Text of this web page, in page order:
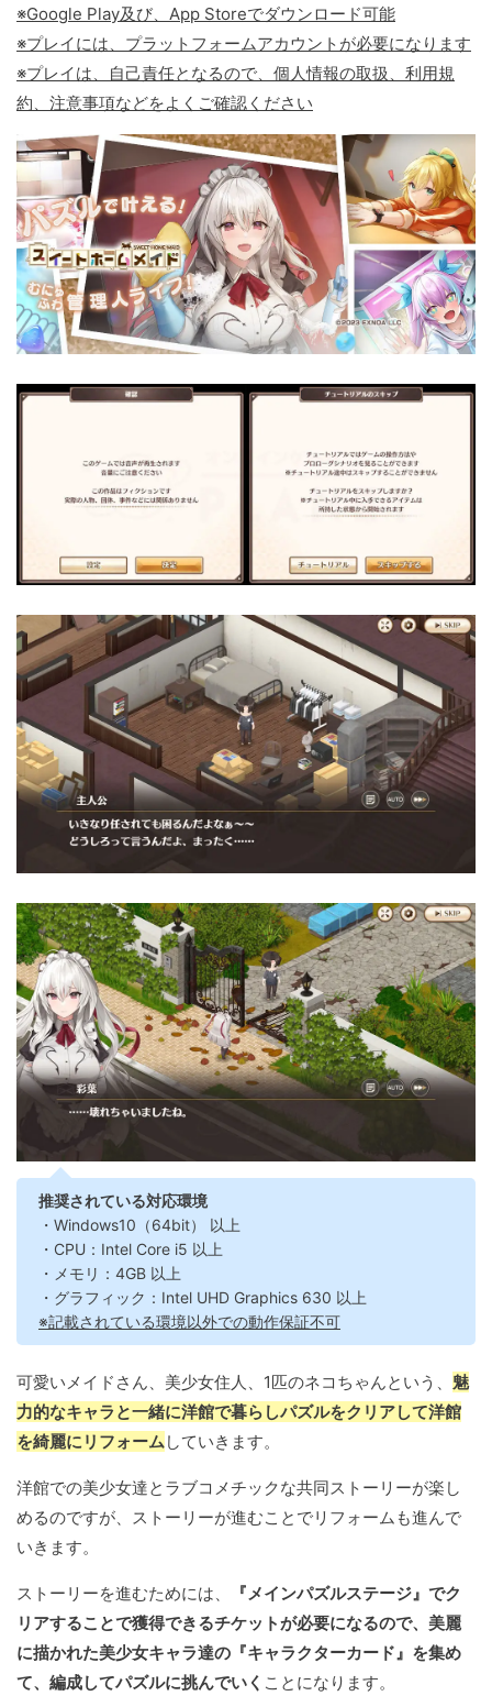
※Google Play及び、App Storeでダウンロード可能
※プレイには、プラットフォームアカウントが必要になります
※プレイは、自己責任となるので、個人情報の取扱、利用規
約、注意事項などをよくご確認ください
推奨されている対応環境
・Windows10（64bit） 以上
・CPU：Intel Core i5 以上
・メモリ：4GB 以上
・グラフィック：Intel UHD Graphics 630 以上
※記載されている環境以外での動作保証不可
可愛いメイドさん、美少女住人、1匹のネコちゃんという、 魅
力的なキャラと一緒に洋館で暮らしパズルをクリアして洋館
を綺麗にリフォーム していきます。
洋館での美少女達とラブコメチックな共同ストーリーが楽し
めるのですが、ストーリーが進むことでリフォームも進んで
いきます。
ストーリーを進むためには、
『メインパズルステージ』でク
リアすることで獲得できるチケットが必要になるので、美麗
に描かれた美少女キャラ達の『キャラクターカード』を集め
て、編成してパズルに挑んでいく ことになります。